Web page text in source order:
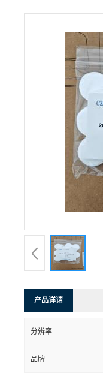
产品详请
分辨率
品牌